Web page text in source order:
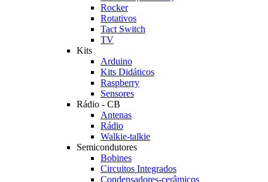
Rocker
Rotativos
Tact Switch
TV
Kits
Arduino
Kits Didáticos
Raspberry
Sensores
Rádio - CB
Antenas
Rádio
Walkie-talkie
Semicondutores
Bobines
Circuitos Integrados
Condensadores-cerâmicos